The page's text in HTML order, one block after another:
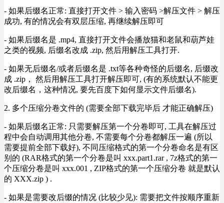
- 如果后缀名正常: 直接打开文件 > 输入密码 >解压文件 > 解压
成功, 有的情况会有双层压缩, 再继续解压即可
- 如果后缀名是 .mp4, 直接打开文件会播放猫和老鼠和葫芦娃
之类的视频, 后缀名改成 .zip, 然后用解压工具打开.
- 如果无后缀名/或者后缀名是 .txt等各种奇怪的后缀名, 后缀改
成 .zip， 然后用解压工具打开解压即可, (有的系统默认不能更
改后缀名，这种情况, 要先百度下如何显示文件后缀名).
2. 多个压缩分卷文件的 (需要全部下载完毕后 才能正确解压)
- 如果后缀名正常: 只需要解压第一个分卷即可, 工具在解压过
程中会自动调用其他分卷, 不需要每个分卷都解压一遍 (所以
需要提前全部下载好), 不同压缩格式的第一个分卷命名是有区
别的 (RAR格式的第一个分卷是叫 xxx.part1.rar , 7z格式的第一
个压缩分卷是叫 xxx.001 , ZIP格式的第一个压缩分卷 就是默认
的 XXX.zip ) .
- 如果是需要改后缀的情况 (比较少见): 需要把文件按顺序重新